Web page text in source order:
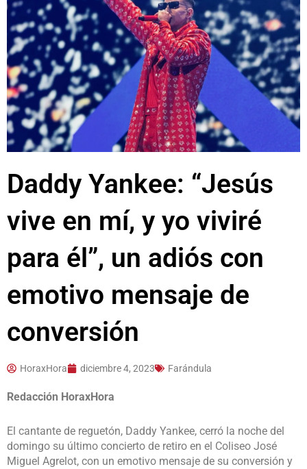
Daddy Yankee: “Jesús
vive en mí, y yo viviré
para él”, un adiós con
emotivo mensaje de
conversión
HoraxHora diciembre 4, 2023 Farándula
Redacción HoraxHora
El cantante de reguetón, Daddy Yankee, cerró la noche del
domingo su último concierto de retiro en el Coliseo José
Miguel Agrelot, con un emotivo mensaje de su conversión y